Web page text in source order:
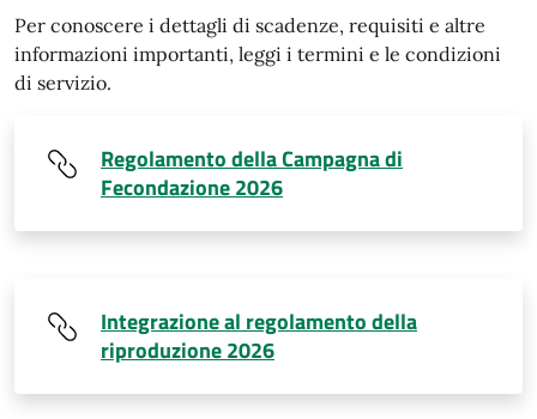
Per conoscere i dettagli di scadenze, requisiti e altre
informazioni importanti, leggi i termini e le condizioni
di servizio.
Regolamento della Campagna di
Fecondazione 2026
Integrazione al regolamento della
riproduzione 2026